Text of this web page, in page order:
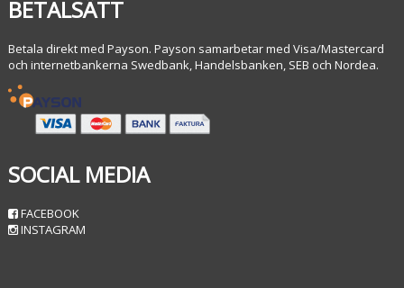
BETALSÄTT
Betala direkt med Payson. Payson samarbetar med Visa/Mastercard
och internetbankerna Swedbank, Handelsbanken, SEB och Nordea.
SOCIAL MEDIA
FACEBOOK
INSTAGRAM